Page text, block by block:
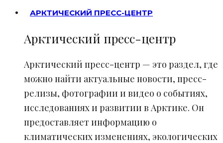
АРКТИЧЕСКИЙ ПРЕСС-ЦЕНТР
Арктический пресс-центр
Арктический пресс-центр — это раздел, где
можно найти актуальные новости, пресс-
релизы, фотографии и видео о событиях,
исследованиях и развитии в Арктике. Он
предоставляет информацию о
климатических изменениях, экологических